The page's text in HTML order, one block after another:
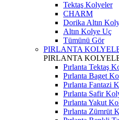
Tektaş Kolyeler
CHARM
Dorika Altın
Altın Kolye Uç
Tümünü Gör
PIRLANTA
PIRLANTA
Pırlanta Tektaş
Pırlanta Baget
Pırlanta Fantazi
Pırlanta Safir
Pırlanta Yakut
Pırlanta Zümrüt